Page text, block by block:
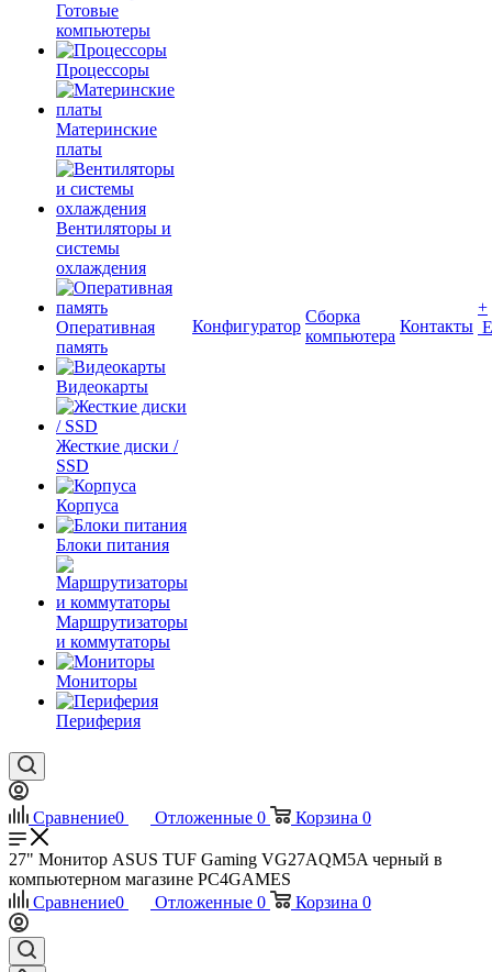
Готовые
компьютеры
Процессоры
Материнские
платы
Вентиляторы и
системы
охлаждения
Оперативная
память
Видеокарты
Жесткие диски /
SSD
Корпуса
Блоки питания
Маршрутизаторы
и коммутаторы
Мониторы
Периферия
Конфигуратор
Сборка
компьютера
Контакты
+
Сравнение0 Отложенные 0 Корзина 0
27" Монитор ASUS TUF Gaming VG27AQM5A черный в
компьютерном магазине PC4GAMES
Сравнение0 Отложенные 0 Корзина 0